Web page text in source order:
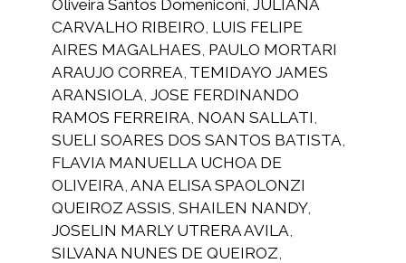
Oliveira Santos Domeniconi JULIANA
CARVALHO RIBEIRO LUIS FELIPE
AIRES MAGALHAES PAULO MORTARI
ARAUJO CORREA TEMIDAYO JAMES
ARANSIOLA JOSE FERDINANDO
RAMOS FERREIRA NOAN SALLATI
SUELI SOARES DOS SANTOS BATISTA
FLAVIA MANUELLA UCHOA DE
OLIVEIRA ANA ELISA SPAOLONZI
QUEIROZ ASSIS SHAILEN NANDY,
JOSELIN MARLY UTRERA AVILA
SILVANA NUNES DE QUEIROZ